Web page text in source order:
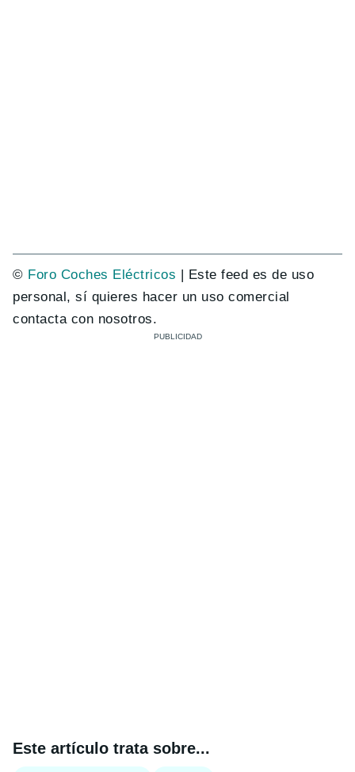
© Foro Coches Eléctricos | Este feed es de uso
personal, sí quieres hacer un uso comercial
contacta con nosotros.
Este artículo trata sobre...